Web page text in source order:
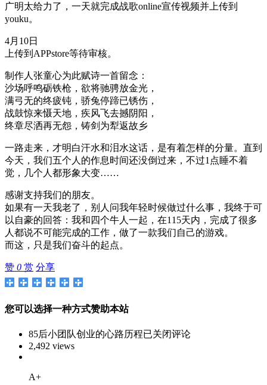
广明太给力了，一天就完成战歌online宣传视频并上传到
youku。
4月10日
上传到APPstore等待审核。
制作人张童心为此赋诗一首留念：
沙场呼鸣砺铁枪，欲将驰骋放金光，
满弓无的终疲钝，骄兔停蹄已锈伤，
战鼓惊来慑天地，疾风飞去撼阴阳，
终章尽洒再无怨，铸剑为犁返故乡
一路走来，才明白汗水和泪水这话，是有着怎样的分量。直到
今天，我们五个人的作息时间还没倒过来，不过1点睡不着
觉，几个人都形象大变……
感谢支持我们的朋友。
如果有一天我老了，别人问我年轻时候做过什么事，我终于可
以自豪的回答：我和四个牛人一起，在115天内，完成了很多
人都说不可能完成的工作，做了一款我们自己的游戏。
而这，只是我们奋斗的起点。
赞 0 赏 分享
您可以选择一种方式赞助本站
85后小团队创业的心路历程已关闭评论
2,492 views
A+